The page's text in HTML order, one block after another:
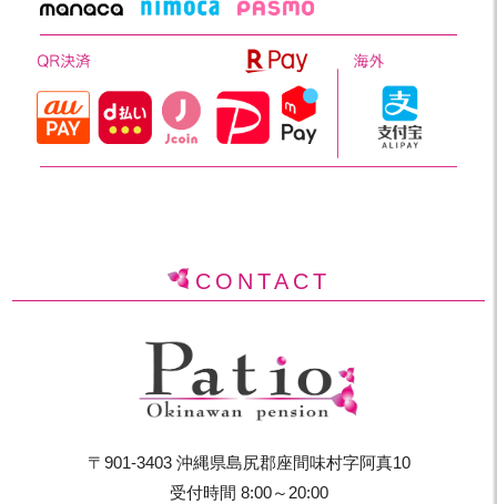
CONTACT
〒901-3403 沖縄県島尻郡座間味村字阿真10
受付時間 8:00～20:00